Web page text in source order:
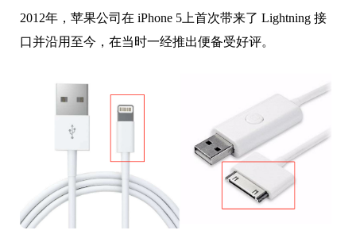
2012年，苹果公司在 iPhone 5上首次带来了 Lightning 接
口并沿用至今，在当时一经推出便备受好评。